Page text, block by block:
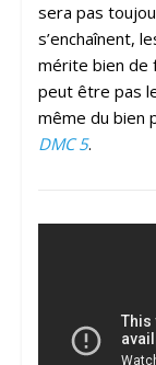
sera pas
s’enchaînent,
mérite bien de
peut être pas
même du bien
DMC 5.